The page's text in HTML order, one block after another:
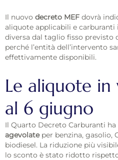
Il nuovo decreto MEF dovrà
aliquote applicabili e carburanti
diversa dal taglio fisso previsto
perché l’entità dell’intervento
effettivamente disponibili.
Le aliquote
al 6 giugno
Il Quarto Decreto Carburanti ha
agevolateper benzina, gasolio,
biodiesel. La riduzione più
lo sconto è stato ridotto